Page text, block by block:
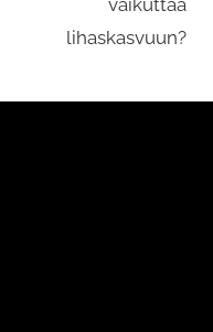
lihaskasvuun?